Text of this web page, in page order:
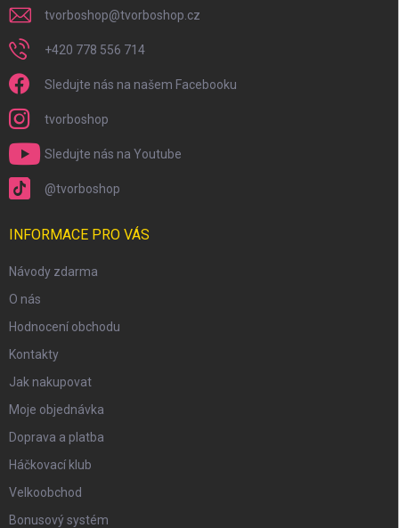
tvorboshop@tvorboshop.cz
+420 778 556 714
Sledujte nás na našem Facebooku
tvorboshop
Sledujte nás na Youtube
@tvorboshop
INFORMACE PRO VÁS
Návody zdarma
O nás
Hodnocení obchodu
Kontakty
Jak nakupovat
Moje objednávka
Doprava a platba
Háčkovací klub
Velkoobchod
Bonusový systém